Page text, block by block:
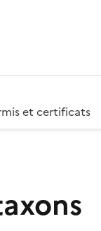
et certificats